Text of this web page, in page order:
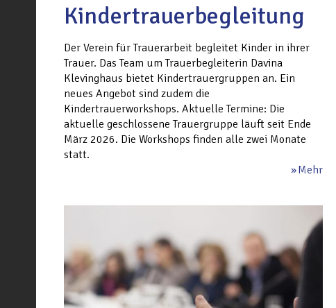
Kindertrauerbegleitung
Der Verein für Trauerarbeit begleitet Kinder in ihrer
Trauer. Das Team um Trauerbegleiterin Davina
Klevinghaus bietet Kindertrauergruppen an. Ein
neues Angebot sind zudem die
Kindertrauerworkshops. Aktuelle Termine: Die
aktuelle geschlossene Trauergruppe läuft seit Ende
März 2026. Die Workshops finden alle zwei Monate
statt.
Mehr